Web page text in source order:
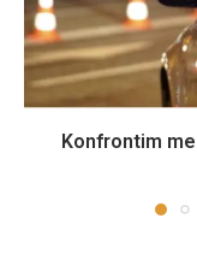
Konfrontim